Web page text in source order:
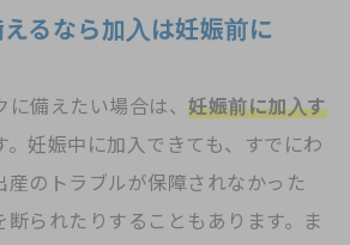
るなら加入は妊娠前に
備えたい場合は、 妊娠前に加入す
。妊娠中に加入できても、すでにわ
産のトラブルが保障されなかった
断られたりすることもあります。ま